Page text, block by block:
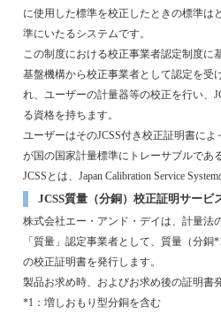
に使用した標準を校正したときの標準は
準にいたるシステムです。
この制度における校正事業者認定制度に
基盤機構から校正事業者として認定を受
れ、ユーザーの計量器等の校正を行い、
る資格を持ちます。
ユーザーはそのJCSS付き校正証明書によ
が国の国家計量標準にトレーサブルであ
JCSS とは、 Japan Calibration Service System
JCSS質量（分銅）校正証明サービ
株式会社エー・アンド・デイは、計量法
「質量」認定事業者として、質量（分銅
の校正証明書を発行します。
製品お求め時、およびお求め後の証明書
*1 ：増しおもり型分銅を含む